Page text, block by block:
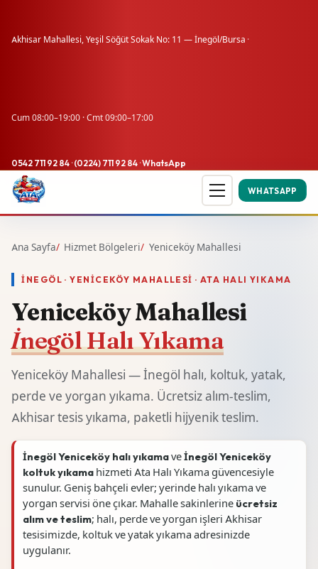
Akhisar Mahallesi, Yeşil Söğüt Sokak No: 11 — İnegöl/Bursa ·
Cum 08:00–19:00 · Cmt 09:00–17:00
0542 711 92 84 ·(0224) 711 92 84 ·WhatsApp
WHATSAPP
Ana Sayfa Hizmet Bölgeleri Yeniceköy Mahallesi
İNEGÖL · YENICEKÖY MAHALLESI · ATA HALI YIKAMA
Yeniceköy Mahallesi
İnegöl Halı Yıkama
Yeniceköy Mahallesi — İnegöl halı, koltuk, yatak,
perde ve yorgan yıkama. Ücretsiz alım-teslim,
Akhisar tesis yıkama, paketli hijyenik teslim.
İnegöl Yeniceköy halı yıkamaveİnegöl Yeniceköy
koltuk yıkama hizmeti Ata Halı Yıkama güvencesiyle
sunulur. Geniş bahçeli evler; yerinde halı yıkama ve
yorgan servisi öne çıkar. Mahalle sakinlerine ücretsiz
alım ve teslim; halı, perde ve yorgan işleri Akhisar
tesisimizde, koltuk ve yatak yıkama adresinizde
uygulanır.